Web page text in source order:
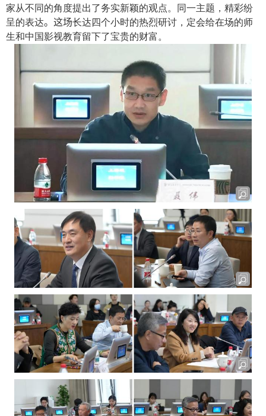
家从不同的角度提出了务实新颖的观点。同一主题，精彩纷
呈的表达。 这场长达四个小时的热烈研讨，定会给在场的师
生和中国影视教育留下了宝贵的财富。